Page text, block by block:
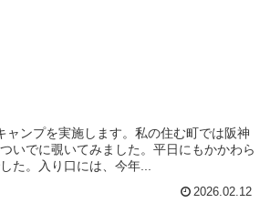
ンプを実施します。私の住む町では阪神
いでに覗いてみました。平日にもかかわら
た。入り口には、今年...
2026.02.12